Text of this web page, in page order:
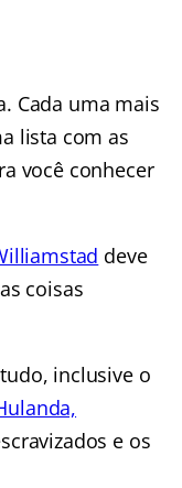
Cada uma mais
lista com as
você conhecer
deve
coisas
inclusive o
e os